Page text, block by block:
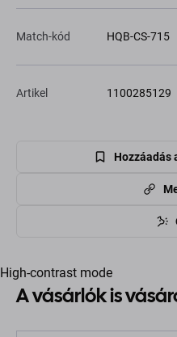
Match-kód HQB-CS-715
Artikel 1100285129
Hozzáadás
High-contrast mode
A vásárlók is